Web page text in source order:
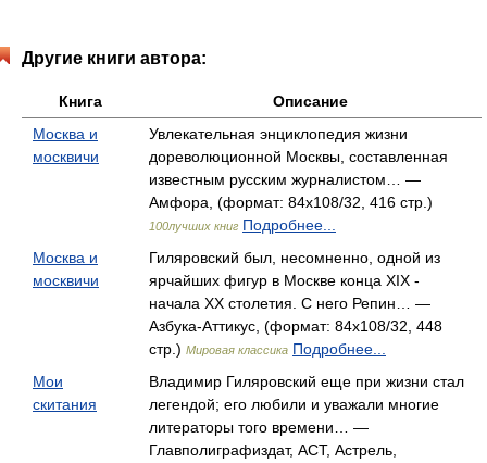
Другие книги автора:
Книга
Описание
Москва и
москвичи
Увлекательная энциклопедия жизни
дореволюционной Москвы, составленная
известным русским журналистом… —
Амфора, (формат: 84x108/32, 416 стр.)
100лучших книг Подробнее...
Москва и
москвичи
Гиляровский был, несомненно, одной из
ярчайших фигур в Москве конца XIX -
начала XX столетия. С него Репин… —
Азбука-Аттикус, (формат: 84x108/32, 448
стр.) Мировая классика Подробнее...
Мои
скитания
Владимир Гиляровский еще при жизни стал
легендой; его любили и уважали многие
литераторы того времени… —
Главполиграфиздат, АСТ, Астрель,